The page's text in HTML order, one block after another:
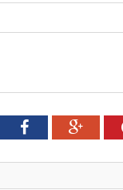
Facebook